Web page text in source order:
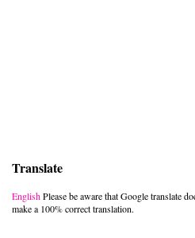
Translate
EnglishPlease be aware that Google translate
make a 100% correct translation.